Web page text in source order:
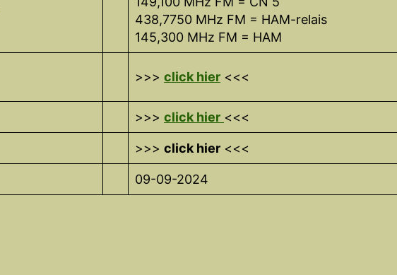
438,7750 MHz FM = HAM-relais
145,300 MHz FM = HAM
>>> click hier <<<
>>> click hier <<<
>>> click hier <<<
09-09-2024